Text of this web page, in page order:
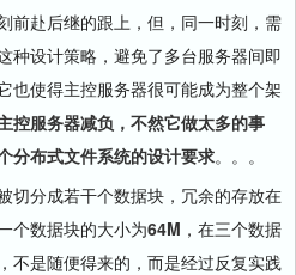
前赴后继的跟上，但，同一时刻，需
种设计策略，避免了多台服务器间即
也使得主控服务器很可能成为整个架
控服务器减负，不然它做太多的事
分布式文件系统的设计要求。。。
分成若干个数据块，冗余的存放在
个数据块的大小为64M ，在三个数据
不是随便得来的，而是经过反复实践